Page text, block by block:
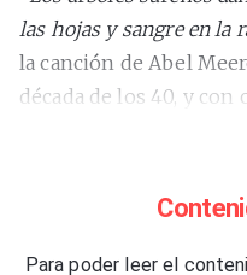
las hojas y sangre en la
la canción de Abel
década de los 40, y
afroamericanos que el
brisa”,“los ojos saltones
Para poder leer el